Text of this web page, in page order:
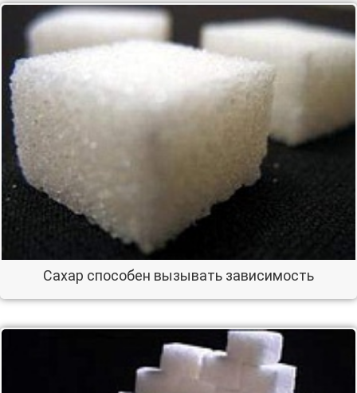
Сахар способен вызывать зависимость